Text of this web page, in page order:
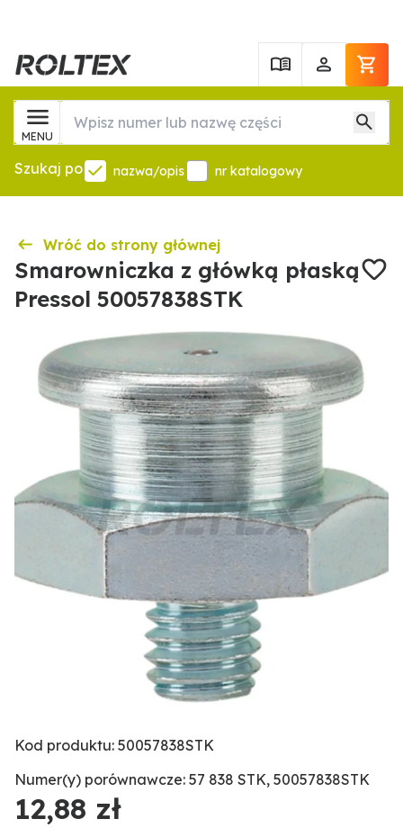
MENU
Szukaj po nazwa/opis nr katalogowy
Wróć do strony głównej
Smarowniczka z główką płaską
Pressol 50057838STK
Kod produktu: 50057838STK
Numer(y) porównawcze: 57 838 STK, 50057838STK
12,88 zł